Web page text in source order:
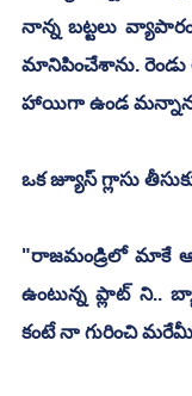
నాన్న బట్టలు
మానిపించేశాను. రెండు
హాయిగా ఉండ మన్నాను."
ఒక జ్యూస్ గ్లాసు
"రాజమండ్రిలో మాకే
ఉంటున్న ప్లాట్ ని..
కంటే నా గురించి